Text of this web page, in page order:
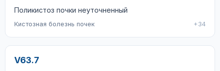
Поликистоз почки неуточненный
Кистозная болезнь почек +34
V63.7